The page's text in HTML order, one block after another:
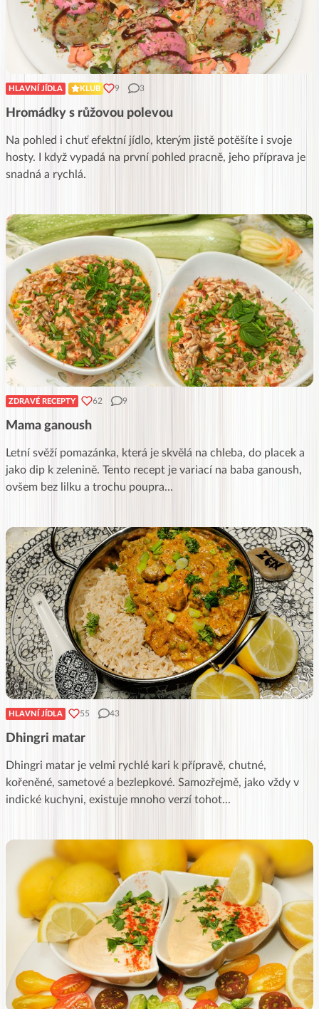
HLAVNÍ JÍDLA KLUB 9 3
Hromádky s růžovou polevou
Na pohled i chuť efektní jídlo, kterým jistě potěšíte i svoje
hosty. I když vypadá na první pohled pracně, jeho příprava je
snadná a rychlá.
ZDRAVÉ RECEPTY 62 9
Mama ganoush
Letní svěží pomazánka, která je skvělá na chleba, do placek a
jako dip k zelenině. Tento recept je variací na baba ganoush,
ovšem bez lilku a trochu poupra...
HLAVNÍ JÍDLA 55 43
Dhingri matar
Dhingri matar je velmi rychlé kari k přípravě, chutné,
kořeněné, sametové a bezlepkové. Samozřejmě, jako vždy v
indické kuchyni, existuje mnoho verzí tohot...